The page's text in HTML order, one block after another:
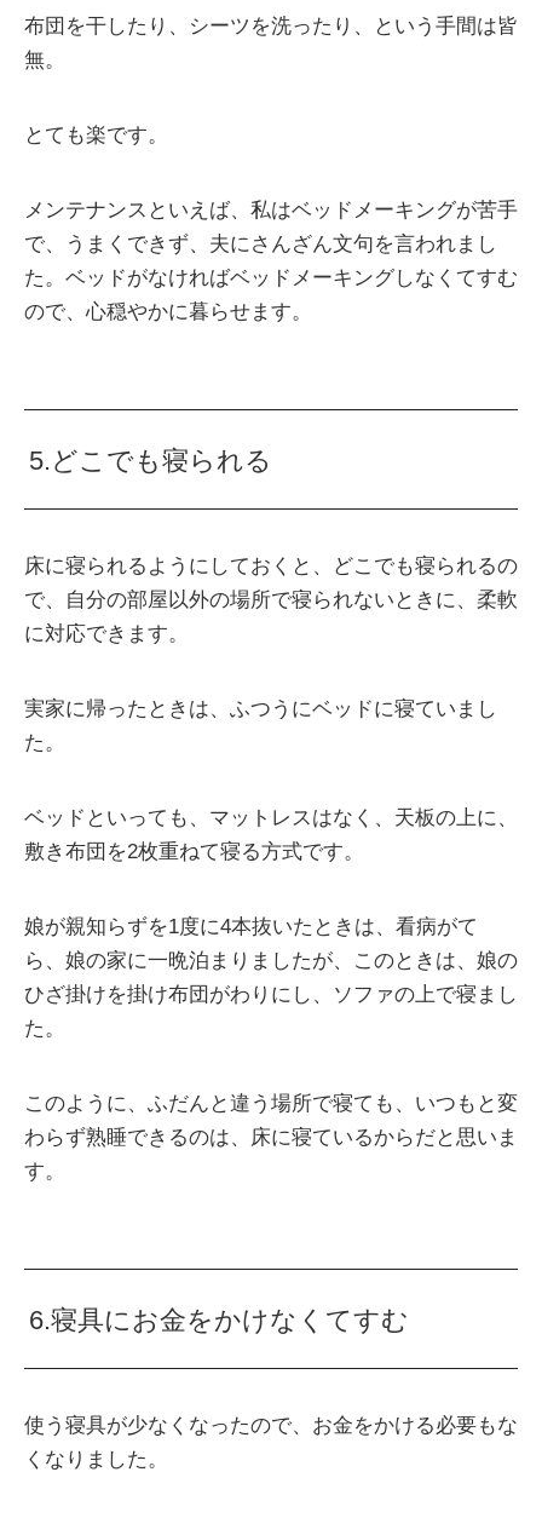
布団を干したり、シーツを洗ったり、という手間は皆
無。
とても楽です。
メンテナンスといえば、私はベッドメーキングが苦手
で、うまくできず、夫にさんざん文句を言われまし
た。ベッドがなければベッドメーキングしなくてすむ
ので、心穏やかに暮らせます。
5.どこでも寝られる
床に寝られるようにしておくと、どこでも寝られるの
で、自分の部屋以外の場所で寝られないときに、柔軟
に対応できます。
実家に帰ったときは、ふつうにベッドに寝ていまし
た。
ベッドといっても、マットレスはなく、天板の上に、
敷き布団を2枚重ねて寝る方式です。
娘が親知らずを1度に4本抜いたときは、看病がて
ら、娘の家に一晩泊まりましたが、このときは、娘の
ひざ掛けを掛け布団がわりにし、ソファの上で寝まし
た。
このように、ふだんと違う場所で寝ても、いつもと変
わらず熟睡できるのは、床に寝ているからだと思いま
す。
6.寝具にお金をかけなくてすむ
使う寝具が少なくなったので、お金をかける必要もな
くなりました。